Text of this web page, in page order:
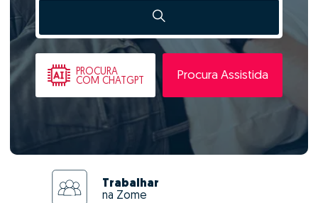
PROCURA
COM CHATGPT
Procura Assistida
Trabalhar
na Zome